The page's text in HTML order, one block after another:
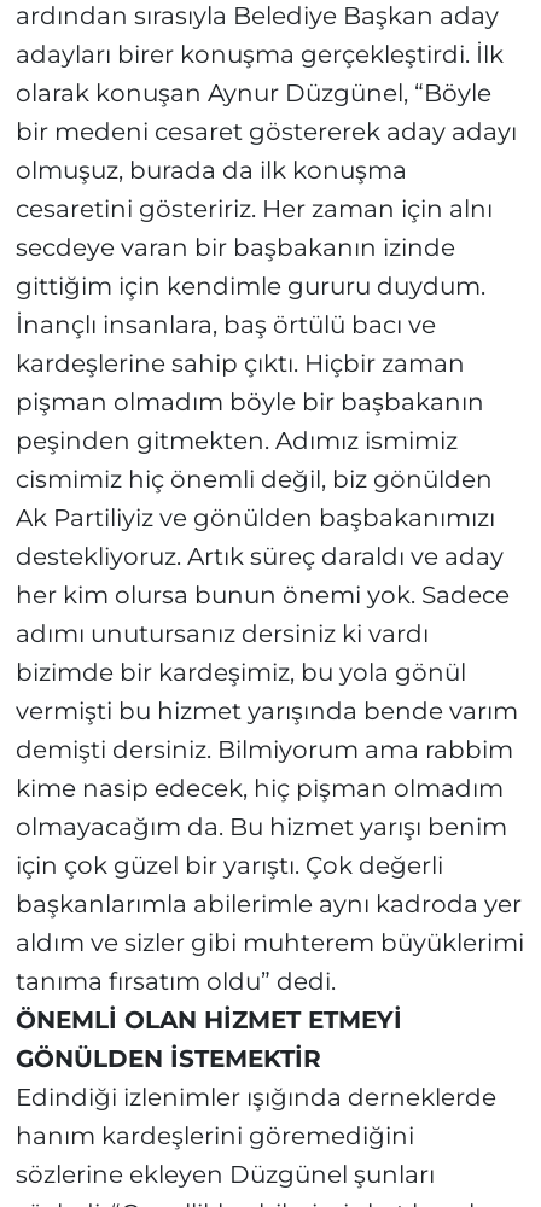
ardından sırasıyla Belediye Başkan aday
adayları birer konuşma gerçekleştirdi. İlk
olarak konuşan Aynur Düzgünel, “Böyle
bir medeni cesaret göstererek aday adayı
olmuşuz, burada da ilk konuşma
cesaretini gösteririz. Her zaman için alnı
secdeye varan bir başbakanın izinde
gittiğim için kendimle gururu duydum.
İnançlı insanlara, baş örtülü bacı ve
kardeşlerine sahip çıktı. Hiçbir zaman
pişman olmadım böyle bir başbakanın
peşinden gitmekten. Adımız ismimiz
cismimiz hiç önemli değil, biz gönülden
Ak Partiliyiz ve gönülden başbakanımızı
destekliyoruz. Artık süreç daraldı ve aday
her kim olursa bunun önemi yok. Sadece
adımı unutursanız dersiniz ki vardı
bizimde bir kardeşimiz, bu yola gönül
vermişti bu hizmet yarışında bende varım
demişti dersiniz. Bilmiyorum ama rabbim
kime nasip edecek, hiç pişman olmadım
olmayacağım da. Bu hizmet yarışı benim
için çok güzel bir yarıştı. Çok değerli
başkanlarımla abilerimle aynı kadroda yer
aldım ve sizler gibi muhterem büyüklerimi
tanıma fırsatım oldu” dedi.
ÖNEMLİ OLAN HİZMET ETMEYİ
GÖNÜLDEN İSTEMEKTİR
Edindiği izlenimler ışığında derneklerde
hanım kardeşlerini göremediğini
sözlerine ekleyen Düzgünel şunları